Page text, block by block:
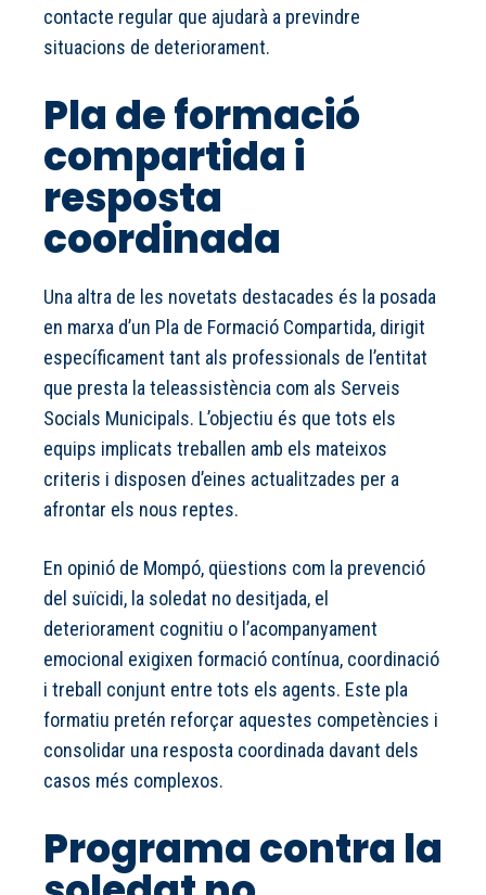
contacte regular que ajudarà a previndre
situacions de deteriorament.
Pla de formació
compartida i
resposta
coordinada
Una altra de les novetats destacades és la posada
en marxa d’un Pla de Formació Compartida, dirigit
específicament tant als professionals de l’entitat
que presta la teleassistència com als Serveis
Socials Municipals. L’objectiu és que tots els
equips implicats treballen amb els mateixos
criteris i disposen d’eines actualitzades per a
afrontar els nous reptes.
En opinió de Mompó, qüestions com la prevenció
del suïcidi, la soledat no desitjada, el
deteriorament cognitiu o l’acompanyament
emocional exigixen formació contínua, coordinació
i treball conjunt entre tots els agents. Este pla
formatiu pretén reforçar aquestes competències i
consolidar una resposta coordinada davant dels
casos més complexos.
Programa contra la